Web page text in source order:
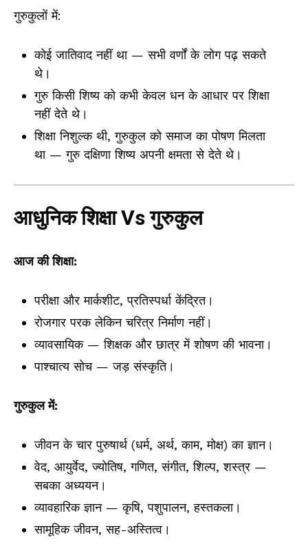
गुरुकुलों में:
कोई जातिवाद नहीं था — सभी वर्णों के लोग पढ़ सकते
थे।
गुरु किसी शिष्य को कभी केवल धन के आधार पर शिक्षा
नहीं देते थे।
शिक्षा निशुल्क थी, गुरुकुल को समाज का पोषण मिलता
था — गुरु दक्षिणा शिष्य अपनी क्षमता से देते थे।
आधुनिक शिक्षा Vs गुरुकुल
आज की शिक्षा:
परीक्षा और मार्कशीट, प्रतिस्पर्धा केंद्रित।
रोजगार परक लेकिन चरित्र निर्माण नहीं।
व्यावसायिक — शिक्षक और छात्र में शोषण की भावना।
पाश्चात्य सोच — जड़ संस्कृति।
गुरुकुल में:
जीवन के चार पुरुषार्थ (धर्म, अर्थ, काम, मोक्ष) का ज्ञान।
वेद, आयुर्वेद, ज्योतिष, गणित, संगीत, शिल्प, शस्त्र —
सबका अध्ययन।
व्यावहारिक ज्ञान — कृषि, पशुपालन, हस्तकला।
सामूहिक जीवन, सह-अस्तित्व।